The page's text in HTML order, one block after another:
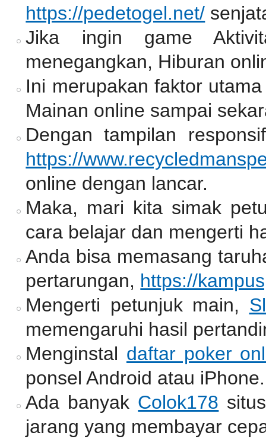
https://pedetogel.net/
Jika ingin game
menegangkan, Hiburan
Ini merupakan faktor
Mainan online sampai
Dengan tampilan
https://
online dengan lancar.
Maka, mari kita simak
cara belajar dan mengerti
Anda bisa memasang
pertarungan, https://
Mengerti petunjuk main,
memengaruhi hasil
Menginstal daftar poker
ponsel Android atau iPhone.
Ada banyak Colok178
jarang yang membayar